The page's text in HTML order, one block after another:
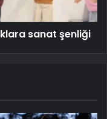
sanat şenliği